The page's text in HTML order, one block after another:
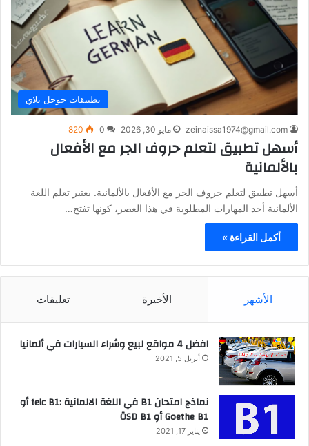
تطبيقات جوجل بلاي
zeinaissa1974@gmail.com مايو 30, 2026 0
820
أسهل تطبيق لتعلم حروف الجر مع الأفعال
بالألمانية
أسهل تطبيق لتعلم حروف الجر مع الأفعال بالألمانية. يعتبر تعلم اللغة
الألمانية أحد المهارات المطلوبة في هذا العصر، كونها تفتح…
أكمل القراءة »
الأشهر الأخيرة تعليقات
افضل 4 مواقع لبيع وشراء السيارات في ألمانيا
أبريل 5, 2021
نماذج امتحان B1 في اللغة الالمانية :telc B1 أو
Goethe B1 أو ÖSD B1
يناير 17, 2021